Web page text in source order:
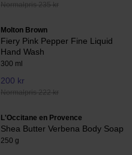
Normalpris 235 kr
Molton Brown
Fiery Pink Pepper Fine Liquid
Hand Wash
300 ml
200 kr
Normalpris 222 kr
L'Occitane en Provence
Shea Butter Verbena Body Soap
250 g